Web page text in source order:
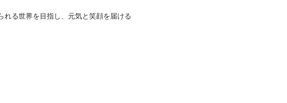
る世界を目指し、元気と笑顔を届ける